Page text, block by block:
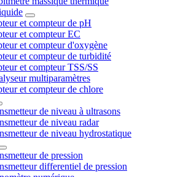
et compteur de pH
et compteur EC
et compteur d'oxygène
et compteur de turbidité
et compteur TSS/SS
multiparamètres
et compteur de chlore
de niveau à ultrasons
de niveau radar
de niveau hydrostatique
de pression
differentiel de pression